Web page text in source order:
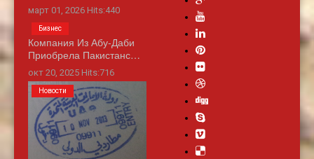
март 01, 2026 Hits:440
Компания Из Абу-Даби
Приобрела Пакистанс…
окт 20, 2025 Hits:716
Бизнес
Новости